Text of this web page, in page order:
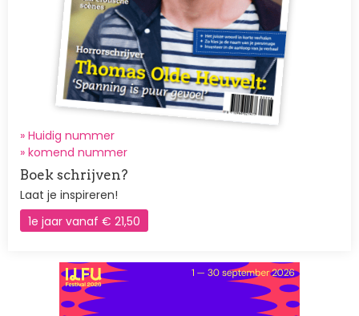
» Huidig nummer
» komend nummer
Boek schrijven?
Laat je inspireren!
1e jaar vanaf € 21,50